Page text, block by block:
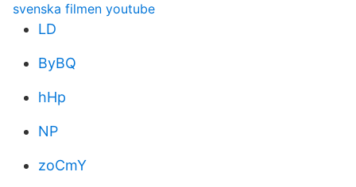
svenska filmen youtube
LD
ByBQ
hHp
NP
zoCmY